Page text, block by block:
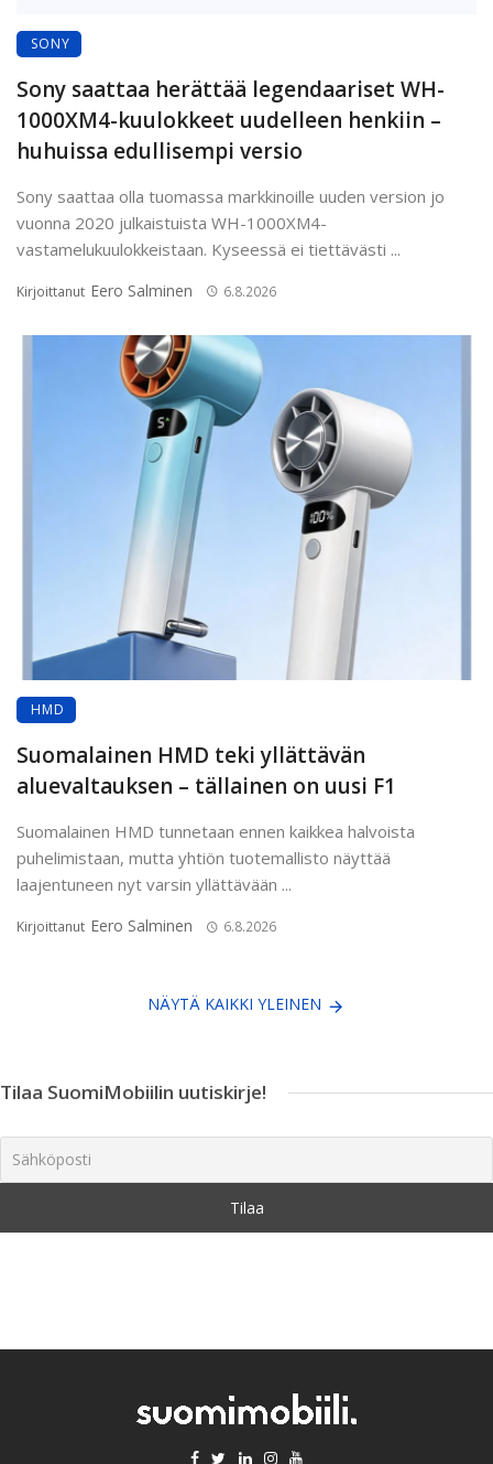
SONY
Sony saattaa herättää legendaariset WH-
1000XM4-kuulokkeet uudelleen henkiin –
huhuissa edullisempi versio
Sony saattaa olla tuomassa markkinoille uuden version jo
vuonna 2020 julkaistuista WH-1000XM4-
vastamelukuulokkeistaan. Kyseessä ei tiettävästi ...
Kirjoittanut Eero Salminen 6.8.2026
HMD
Suomalainen HMD teki yllättävän
aluevaltauksen – tällainen on uusi F1
Suomalainen HMD tunnetaan ennen kaikkea halvoista
puhelimistaan, mutta yhtiön tuotemallisto näyttää
laajentuneen nyt varsin yllättävään ...
Kirjoittanut Eero Salminen 6.8.2026
NÄYTÄ KAIKKI YLEINEN
Tilaa SuomiMobiilin uutiskirje!